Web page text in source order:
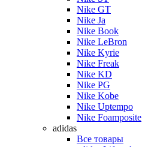
Nike GT
Nike Ja
Nike Book
Nike LeBron
Nike Kyrie
Nike Freak
Nike KD
Nike PG
Nike Kobe
Nike Uptempo
Nike Foamposite
adidas
Все товары